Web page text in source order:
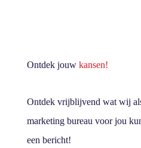
Ontdek jouw kansen!
Ontdek vrijblijvend wat wij
marketing bureau voor jou
een bericht!